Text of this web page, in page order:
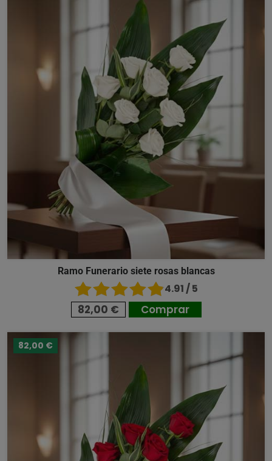
Ramo Funerario siete rosas blancas
4.91 / 5
82,00 € Comprar
82,00 €